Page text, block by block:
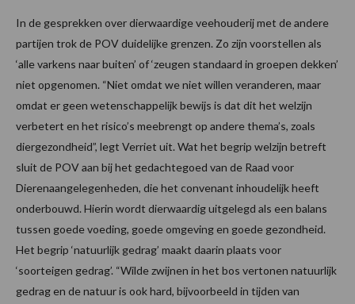
In de gesprekken over dierwaardige veehouderij met de andere
partijen trok de POV duidelijke grenzen. Zo zijn voorstellen als
‘alle varkens naar buiten’ of ‘zeugen standaard in groepen dekken’
niet opgenomen. “Niet omdat we niet willen veranderen, maar
omdat er geen wetenschappelijk bewijs is dat dit het welzijn
verbetert en het risico’s meebrengt op andere thema’s, zoals
diergezondheid”, legt Verriet uit. Wat het begrip welzijn betreft
sluit de POV aan bij het gedachtegoed van de Raad voor
Dierenaangelegenheden, die het convenant inhoudelijk heeft
onderbouwd. Hierin wordt dierwaardig uitgelegd als een balans
tussen goede voeding, goede omgeving en goede gezondheid.
Het begrip ‘natuurlijk gedrag’ maakt daarin plaats voor
‘soorteigen gedrag’. “Wilde zwijnen in het bos vertonen natuurlijk
gedrag en de natuur is ook hard, bijvoorbeeld in tijden van